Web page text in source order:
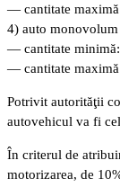
— cantitate
4) auto monovolum
— cantitate
— cantitate
Potrivit autorităţii
autovehicul va fi
În criterul de
motorizarea, de